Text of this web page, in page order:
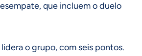
que incluem o duelo
o grupo, com seis pontos.